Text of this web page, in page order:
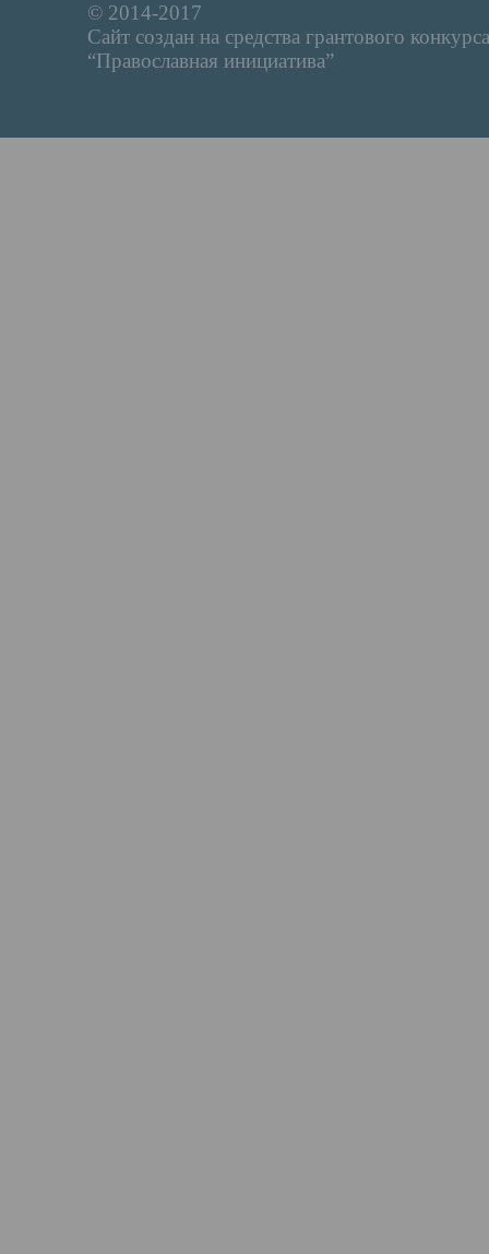
© 2014-2017
Сайт создан на средства грантового конкурса
“Православная инициатива”